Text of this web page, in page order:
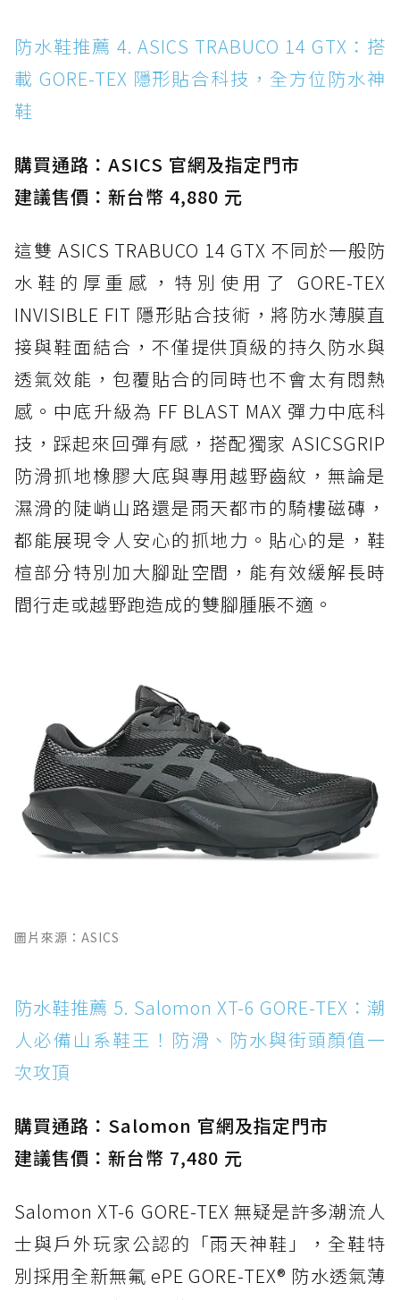
防水鞋推薦 4. ASICS TRABUCO 14 GTX：搭
載 GORE-TEX 隱形貼合科技，全方位防水神
鞋
購買通路：ASICS 官網及指定門市
建議售價：新台幣 4,880 元
這雙 ASICS TRABUCO 14 GTX 不同於一般防
水鞋的厚重感，特別使用了 GORE-TEX
INVISIBLE FIT 隱形貼合技術，將防水薄膜直
接與鞋面結合，不僅提供頂級的持久防水與
透氣效能，包覆貼合的同時也不會太有悶熱
感。中底升級為 FF BLAST MAX 彈力中底科
技，踩起來回彈有感，搭配獨家 ASICSGRIP
防滑抓地橡膠大底與專用越野齒紋，無論是
濕滑的陡峭山路還是雨天都市的騎樓磁磚，
都能展現令人安心的抓地力。貼心的是，鞋
楦部分特別加大腳趾空間，能有效緩解長時
間行走或越野跑造成的雙腳腫脹不適。
圖片來源：ASICS
防水鞋推薦 5. Salomon XT-6 GORE-TEX：潮
人必備山系鞋王！防滑、防水與街頭顏值一
次攻頂
購買通路：Salomon 官網及指定門市
建議售價：新台幣 7,480 元
Salomon XT-6 GORE-TEX 無疑是許多潮流人
士與戶外玩家公認的「雨天神鞋」，全鞋特
別採用全新無氟 ePE GORE-TEX® 防水透氣薄